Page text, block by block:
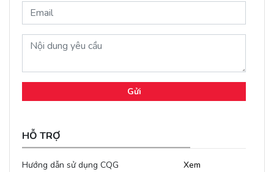
Gửi
HỖ TRỢ
Hướng dẫn sử dụng CQG
Xem